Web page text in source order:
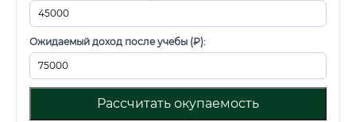
Ожидаемый доход после учебы (₽):
Рассчитать окупаемость